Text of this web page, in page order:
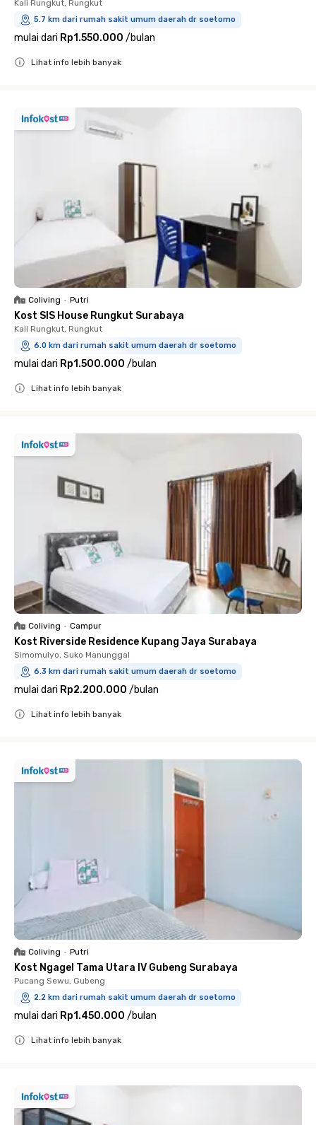
Kali Rungkut, Rungkut
5.7 km dari rumah sakit umum daerah dr soetomo
mulai dari Rp1.550.000 /bulan
Lihat info lebih banyak
Coliving • Putri
Kost SIS House Rungkut Surabaya
Kali Rungkut, Rungkut
6.0 km dari rumah sakit umum daerah dr soetomo
mulai dari Rp1.500.000 /bulan
Lihat info lebih banyak
Coliving • Campur
Kost Riverside Residence Kupang Jaya Surabaya
Simomulyo, Suko Manunggal
6.3 km dari rumah sakit umum daerah dr soetomo
mulai dari Rp2.200.000 /bulan
Lihat info lebih banyak
Coliving • Putri
Kost Ngagel Tama Utara IV Gubeng Surabaya
Pucang Sewu, Gubeng
2.2 km dari rumah sakit umum daerah dr soetomo
mulai dari Rp1.450.000 /bulan
Lihat info lebih banyak